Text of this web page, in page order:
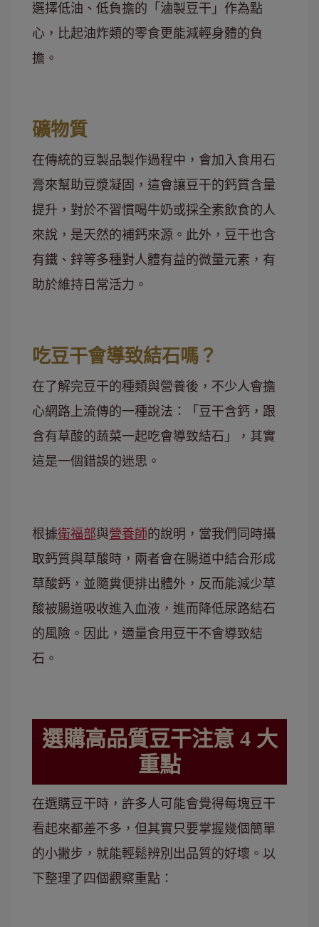
選擇低油、低負擔的「滷製豆干」作為點
心，比起油炸類的零食更能減輕身體的負
擔。
礦物質
在傳統的豆製品製作過程中，會加入食用石
膏來幫助豆漿凝固，這會讓豆干的鈣質含量
提升，對於不習慣喝牛奶或採全素飲食的人
來說，是天然的補鈣來源。此外，豆干也含
有鐵、鋅等多種對人體有益的微量元素，有
助於維持日常活力。
吃豆干會導致結石嗎？
在了解完豆干的種類與營養後，不少人會擔
心網路上流傳的一種說法：「豆干含鈣，跟
含有草酸的蔬菜一起吃會導致結石」，其實
這是一個錯誤的迷思。
根據衛福部與營養師的說明，當我們同時攝
取鈣質與草酸時，兩者會在腸道中結合形成
草酸鈣，並隨糞便排出體外，反而能減少草
酸被腸道吸收進入血液，進而降低尿路結石
的風險。因此，適量食用豆干不會導致結
石。
選購高品質豆干注意 4 大
重點
在選購豆干時，許多人可能會覺得每塊豆干
看起來都差不多，但其實只要掌握幾個簡單
的小撇步，就能輕鬆辨別出品質的好壞。以
下整理了四個觀察重點：